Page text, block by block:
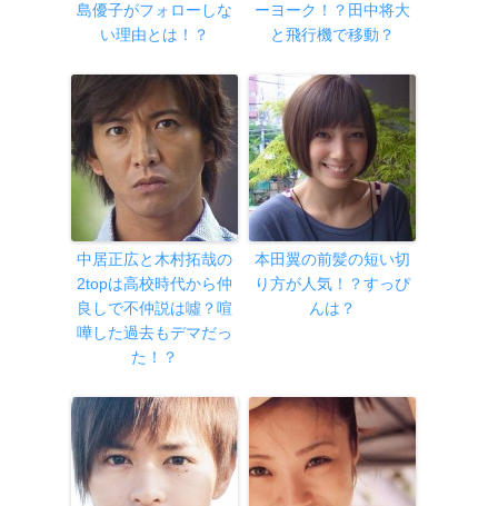
島優子がフォローしな
い理由とは！？
ーヨーク！？田中将大
と飛行機で移動？
中居正広と木村拓哉の
2topは高校時代から仲
良しで不仲説は噓？喧
嘩した過去もデマだっ
た！？
本田翼の前髪の短い切
り方が人気！？すっぴ
んは？